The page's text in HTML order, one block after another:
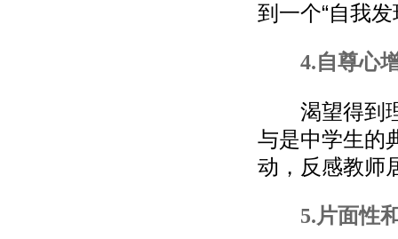
到一个“自我
4.自尊心
渴望得到理
与是中学生的
动，反感教师
5.片面性